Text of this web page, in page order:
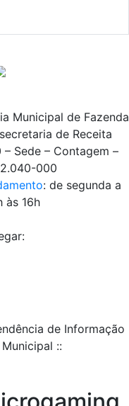
Municipal de Fazenda
de Receita
Sede – Contagem –
000
: de segunda a
às 16h
de Informação
::